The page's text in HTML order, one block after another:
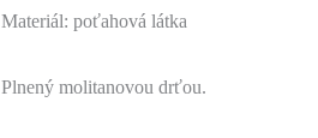
Materiál: poťahová látka
Plnený molitanovou drťou.